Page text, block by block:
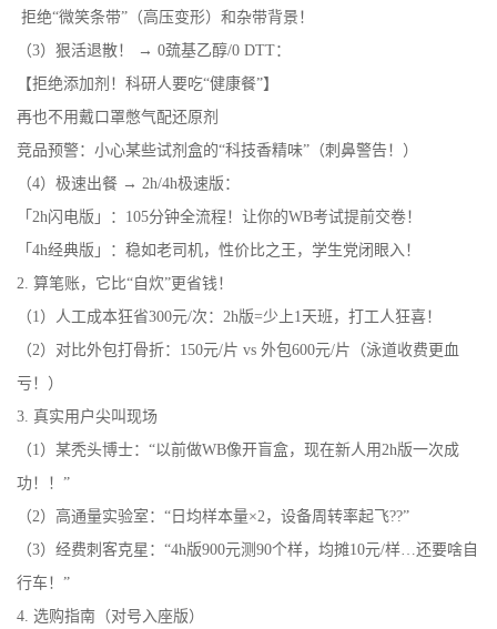
拒绝“微笑条带”（高压变形）和杂带背景！
（3）狠活退散！ → 0巯基乙醇/0 DTT：
【拒绝添加剂！科研人要吃“健康餐”】
再也不用戴口罩憋气配还原剂
竞品预警：小心某些试剂盒的“科技香精味”（刺鼻警告！）
（4）极速出餐 → 2h/4h极速版：
「2h闪电版」：105分钟全流程！让你的WB考试提前交卷！
「4h经典版」：稳如老司机，性价比之王，学生党闭眼入！
2. 算笔账，它比“自炊”更省钱！
（1）人工成本狂省300元/次：2h版=少上1天班，打工人狂喜！
（2）对比外包打骨折：150元/片 vs 外包600元/片（泳道收费更血
亏！）
3. 真实用户尖叫现场
（1）某秃头博士：“以前做WB像开盲盒，现在新人用2h版一次成
功！！”
（2）高通量实验室：“日均样本量×2，设备周转率起飞??”
（3）经费刺客克星：“4h版900元测90个样，均摊10元/样…还要啥自
行车！”
4. 选购指南（对号入座版）